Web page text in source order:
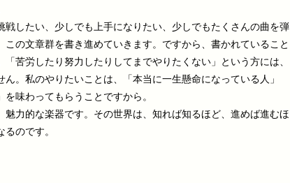
戦したい、少しでも上手になりたい、少しでもたくさんの曲を弾
この文章群を書き進めていきます。ですから、書かれていること
苦労したり努力したりしてまでやりたくない」という方には、
。私のやりたいことは、「本当に一生懸命になっている人」
味わってもらうことですから。
魅力的な楽器です。その世界は、知れば知るほど、進めば進むほ
のです。